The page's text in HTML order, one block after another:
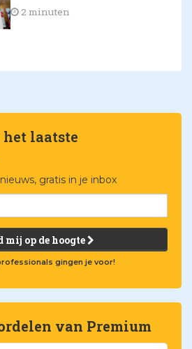
2 minuten
laatste
gratis in je inbox
mij op de hoogte
gingen je voor!
van Premium